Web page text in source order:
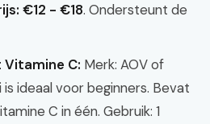
€12 - €18. Ondersteunt de
Vitamine C: Merk: AOV of
ideaal voor beginners. Bevat
C in één. Gebruik: 1